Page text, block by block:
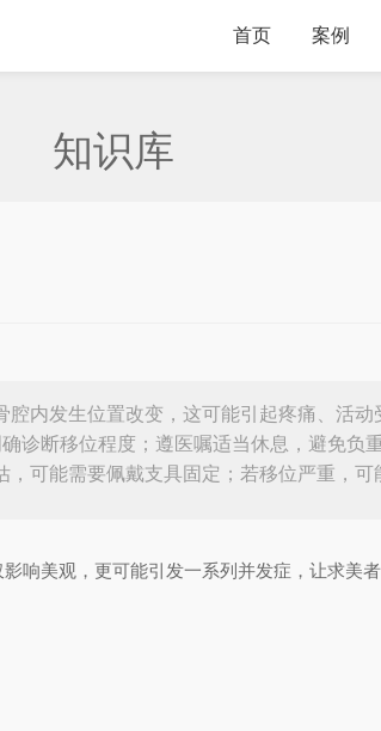
首页 案例
知识库
内发生位置改变，这可能引起疼痛、活
诊断移位程度；遵医嘱适当休息，避免负
可能需要佩戴支具固定；若移位严重，
响美观，更可能引发一系列并发症，让求美